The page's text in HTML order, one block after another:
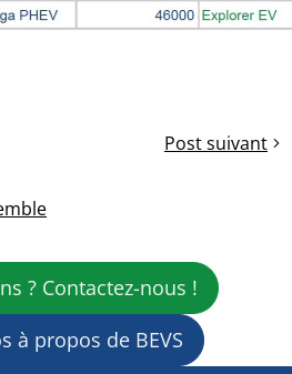
Post suivant
Opinion:
prudemment
dans
bon
sens
? Contactez-nous !
à propos de BEVS